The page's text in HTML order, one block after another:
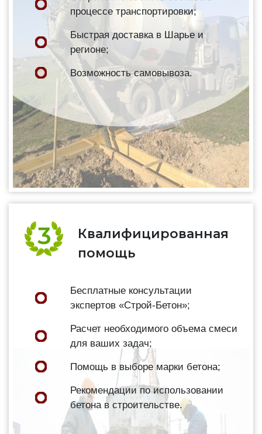
процессе транспортировки;
Быстрая доставка в Шарье и
регионе;
Возможность самовывоза.
Квалифицированная
помощь
Бесплатные консультации
экспертов «Строй-Бетон»;
Расчет необходимого объема смеси
для ваших задач;
Помощь в выборе марки бетона;
Рекомендации по использовании
бетона в строительстве.